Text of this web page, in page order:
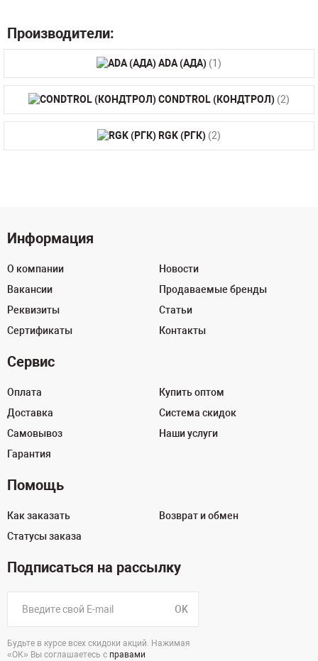
Производители:
ADA (АДА) (1)
CONDTROL (КОНДТРОЛ) (2)
RGK (РГК) (2)
Информация
О компании
Вакансии
Реквизиты
Сертификаты
Новости
Продаваемые бренды
Статьи
Контакты
Сервис
Оплата
Доставка
Самовывоз
Гарантия
Купить оптом
Система скидок
Наши услуги
Помощь
Как заказать
Статусы заказа
Возврат и обмен
Подписаться на рассылку
OK
Будьте в курсе всех скидоки акций. Нажимая
«ОК» Вы соглашаетесь с правами